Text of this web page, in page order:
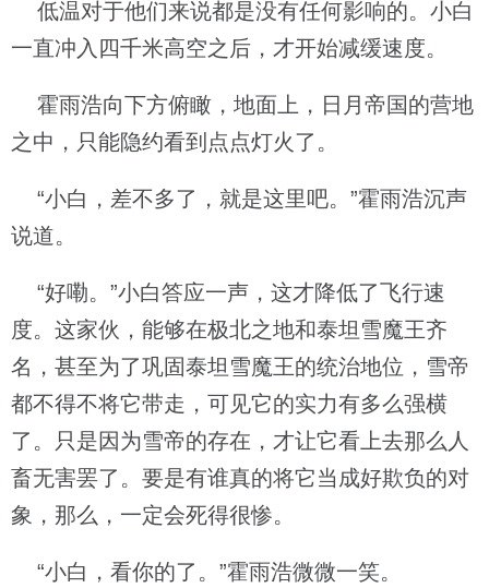
低温对于他们来说都是没有任何影响的。小白
一直冲入四千米高空之后，才开始减缓速度。
霍雨浩向下方俯瞰，地面上，日月帝国的营地
之中，只能隐约看到点点灯火了。
“小白，差不多了，就是这里吧。”霍雨浩沉声
说道。
“好嘞。”小白答应一声，这才降低了飞行速
度。这家伙，能够在极北之地和泰坦雪魔王齐
名，甚至为了巩固泰坦雪魔王的统治地位，雪帝
都不得不将它带走，可见它的实力有多么强横
了。只是因为雪帝的存在，才让它看上去那么人
畜无害罢了。要是有谁真的将它当成好欺负的对
象，那么，一定会死得很惨。
“小白，看你的了。”霍雨浩微微一笑。